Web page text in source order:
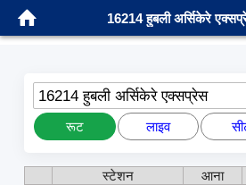
16214 हुबली अर्सिकेरे
16214 हुबली अर्सिकेरे एक्सप्रेस
रूट लाइव
स्टेशन आना